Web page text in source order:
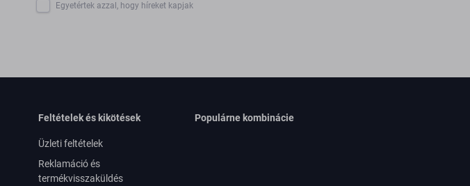
Egyetértek azzal, hogy híreket kapjak
Feltételek és kikötések
Üzleti feltételek
Reklamáció és
termékvisszaküldés
Populárne kombinácie